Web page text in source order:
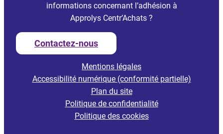
informations concernant l’adhésion à
Approlys Centr’Achats ?
Contactez-nous
Mentions légales
Accessibilité numérique (conformité partielle)
Plan du site
Politique de confidentialité
Politique des cookies